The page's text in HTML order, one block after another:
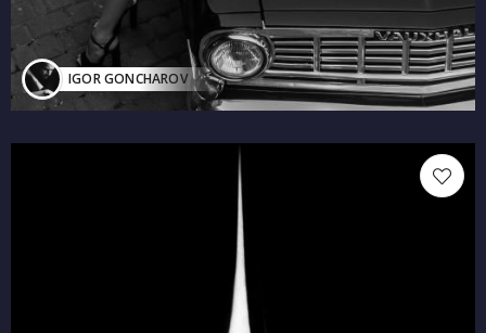
IGOR GONCHAROV